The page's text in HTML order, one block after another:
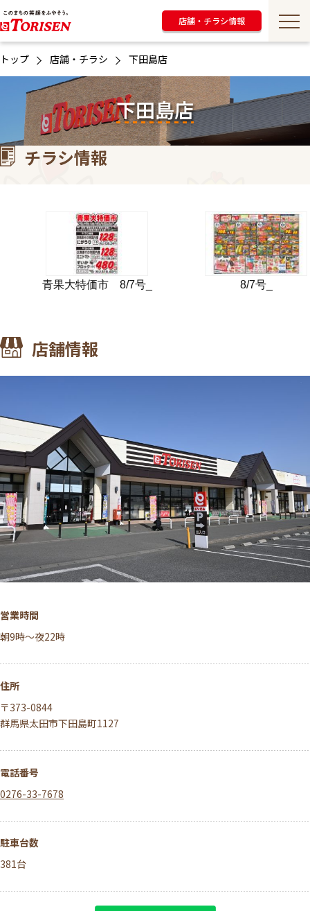
店舗・チラシ情報
トップ 店舗・チラシ 下田島店
下田島店
チラシ情報
青果大特価市 8/7号_ 8/7号_
店舗情報
営業時間
朝9時～夜22時
住所
〒373-0844
群馬県太田市下田島町1127
電話番号
0276-33-7678
駐車台数
381台